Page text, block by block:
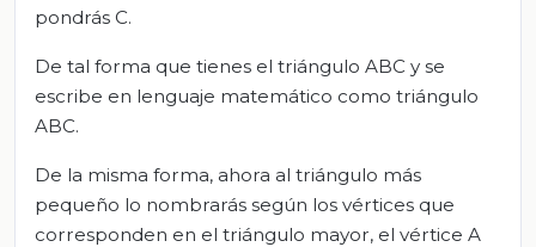
pondrás C.
De tal forma que tienes el triángulo ABC y se
escribe en lenguaje matemático como triángulo
ABC.
De la misma forma, ahora al triángulo más
pequeño lo nombrarás según los vértices que
corresponden en el triángulo mayor, el vértice A